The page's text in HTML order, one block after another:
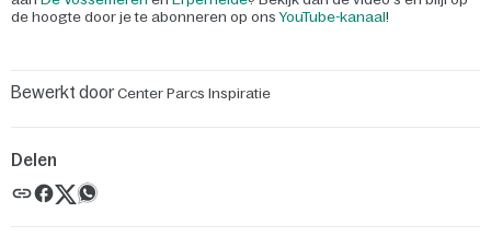
de hoogte door je te abonneren op onsYouTube-kanaal!
Bewerkt doorCenter Parcs Inspiratie
Delen